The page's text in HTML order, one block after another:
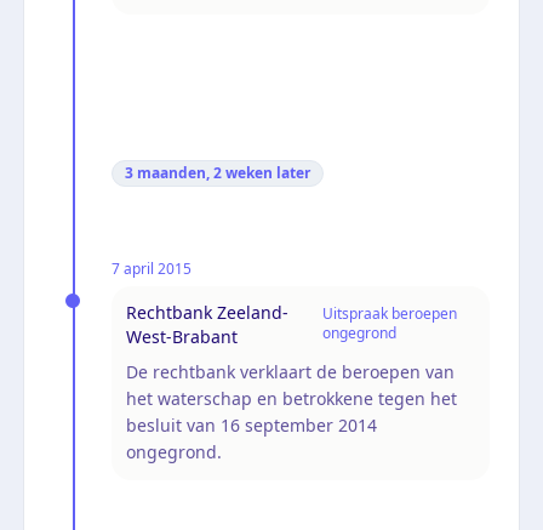
3 maanden, 2 weken later
7 april 2015
Rechtbank Zeeland-
West-Brabant
Uitspraak beroepen
ongegrond
De rechtbank verklaart de beroepen van
het waterschap en betrokkene tegen het
besluit van 16 september 2014
ongegrond.